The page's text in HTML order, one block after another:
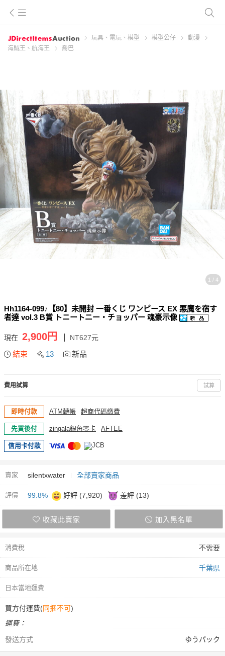
玩具、電玩、模型 模型公仔
動漫
海賊王、航海王
喬巴
1 / 4
Hh1164-099♪【80】未開封 一番くじ ワンピース EX 悪魔を宿す
者達 vol.3 B賞 トニートニー・チョッパー 魂豪示像
現在 2,900円 NT627元
結束 13 新品
費用試算 試算
即時付款 ATM轉帳 超商代碼繳費
先買後付 zingala銀角零卡 AFTEE
信用卡付款
賣家 silentxwater 全部賣家商品
評價 99.8% 好評 (7,920) 差評 (13)
收藏此賣家 加入黑名單
消費稅 不需要
商品所在地 千葉県
日本當地運費
買方付運費(同捆不可)
運費：
發送方式
ゆうパック